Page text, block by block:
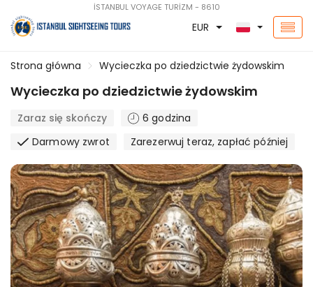
İSTANBUL VOYAGE TURİZM - 8610
EUR
Strona główna Wycieczka po dziedzictwie żydowskim
Wycieczka po dziedzictwie żydowskim
Zaraz się skończy
6 godzina
Darmowy zwrot
Zarezerwuj teraz, zapłać później